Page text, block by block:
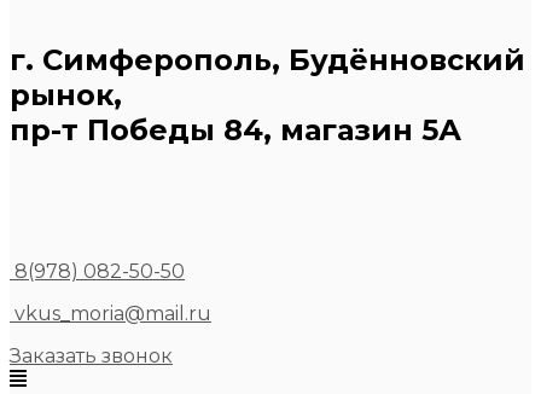
г. Симферополь, Будённовский
рынок,
пр-т Победы 84, магазин 5А
8(978) 082-50-50
vkus_moria@mail.ru
Заказать звонок